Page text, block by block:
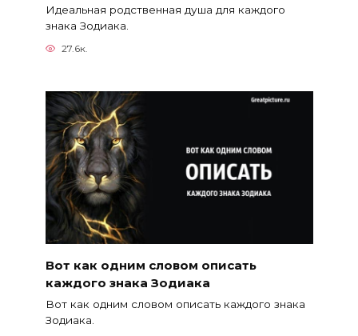
Идеальная родственная душа для каждого
знака Зодиака.
27.6к.
Вот как одним словом описать
каждого знака Зодиака
Вот как одним словом описать каждого знака
Зодиака.